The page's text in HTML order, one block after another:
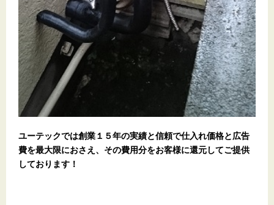
ユーテックでは創業１５年の実績と信頼で仕入れ価格と広告
費を最大限におさえ、その費用分をお客様に還元してご提供
しております！